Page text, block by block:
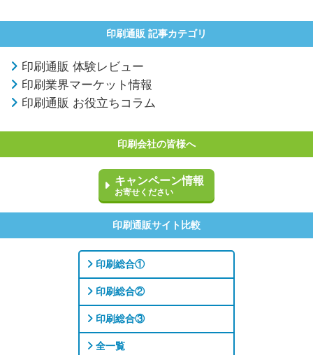
印刷通販 記事カテゴリ
印刷通販 体験レビュー
印刷業界マーケット情報
印刷通販 お役立ちコラム
印刷会社の皆様へ
キャンペーン情報
お寄せください
印刷通販サイト比較
印刷総合①
印刷総合②
印刷総合③
全一覧